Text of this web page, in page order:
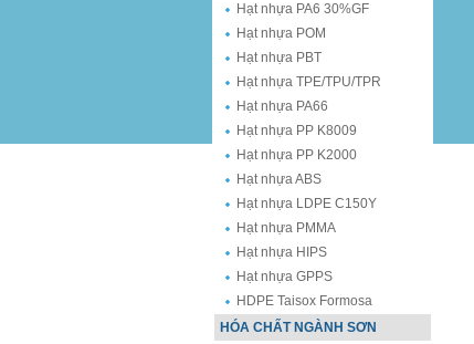
Hạt nhựa PA6 30%GF
Hạt nhựa POM
Hạt nhựa PBT
Hạt nhựa TPE/TPU/TPR
Hạt nhựa PA66
Hạt nhựa PP K8009
Hạt nhựa PP K2000
Hạt nhựa ABS
Hạt nhựa LDPE C150Y
Hạt nhựa PMMA
Hạt nhựa HIPS
Hạt nhựa GPPS
HDPE Taisox Formosa
HÓA CHẤT NGÀNH SƠN